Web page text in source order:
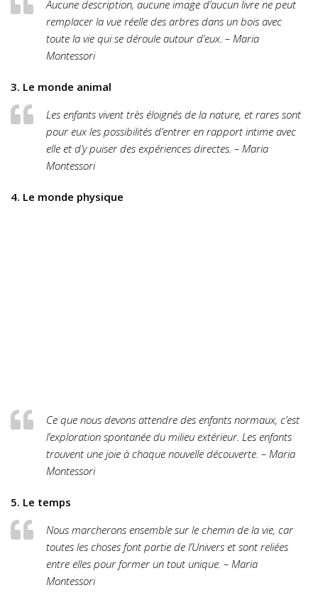
Aucune description, aucune image d’aucun livre ne peut
remplacer la vue réelle des arbres dans un bois avec
toute la vie qui se déroule autour d’eux. – Maria
Montessori
3. Le monde animal
Les enfants vivent très éloignés de la nature, et rares sont
pour eux les possibilités d’entrer en rapport intime avec
elle et d’y puiser des expériences directes. – Maria
Montessori
4. Le monde physique
Ce que nous devons attendre des enfants normaux, c’est
l’exploration spontanée du milieu extérieur. Les enfants
trouvent une joie à chaque nouvelle découverte. – Maria
Montessori
5. Le temps
Nous marcherons ensemble sur le chemin de la vie, car
toutes les choses font partie de l’Univers et sont reliées
entre elles pour former un tout unique. – Maria
Montessori